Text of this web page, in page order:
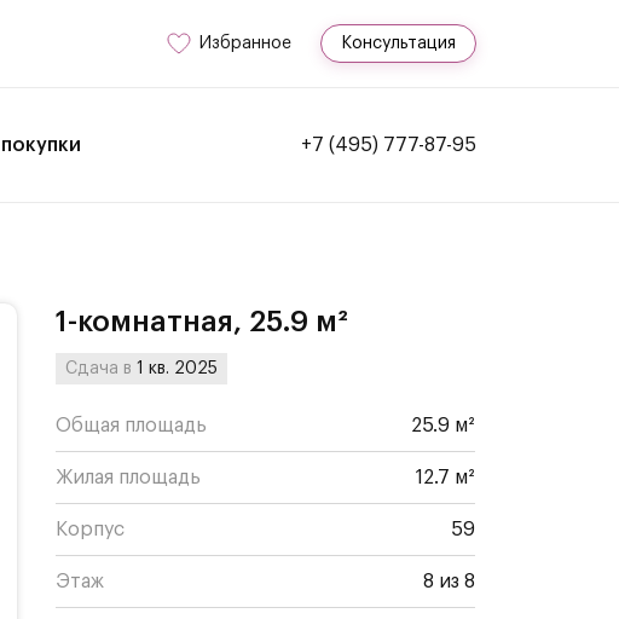
Избранное Консультация
+7 (495) 777-87-95
1-комнатная, 25.9 м²
Сдача в1 кв. 2025
Общая площадь 25.9 м²
Жилая площадь 12.7 м²
Корпус 59
Этаж 8 из 8